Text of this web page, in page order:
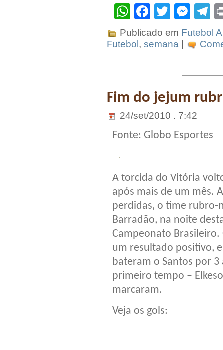
WhatsApp
Facebook
Twitter
Publicado em Futebol
Futebol, semana |
Fim do jejum
24/set/2010 . 7:42
Fonte: Globo Esportes
A torcida do Vitória
após mais de um mês.
perdidas, o time rubro-
Barradão, na noite
Campeonato Brasileiro.
um resultado positivo,
bateram o Santos por 3
primeiro tempo –
marcaram.
Veja os gols: